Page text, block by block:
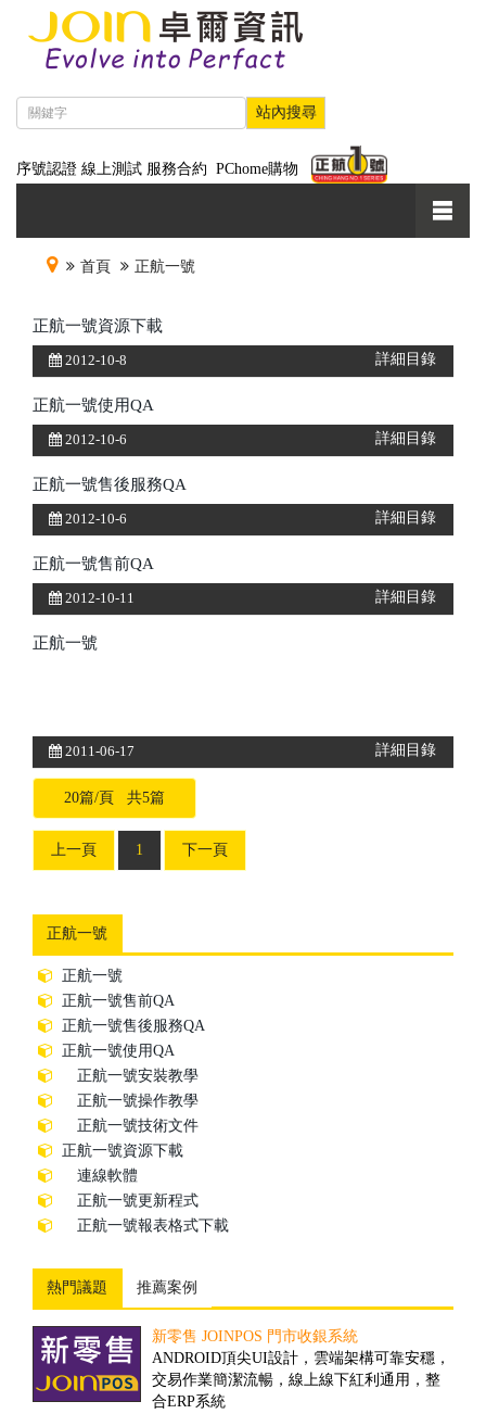
序號認證 線上測試 服務合約 PChome購物
首頁 正航一號
正航一號資源下載
2012-10-8 詳細目錄
正航一號使用QA
2012-10-6 詳細目錄
正航一號售後服務QA
2012-10-6 詳細目錄
正航一號售前QA
2012-10-11 詳細目錄
正航一號
2011-06-17 詳細目錄
20篇/頁 共5篇
上一頁 1 下一頁
正航一號
正航一號
正航一號售前QA
正航一號售後服務QA
正航一號使用QA
正航一號安裝教學
正航一號操作教學
正航一號技術文件
正航一號資源下載
連線軟體
正航一號更新程式
正航一號報表格式下載
熱門議題 推薦案例
新零售 JOINPOS 門市收銀系統
ANDROID頂尖UI設計，雲端架構可靠安穩，
交易作業簡潔流暢，線上線下紅利通用，整
合ERP系統
倉儲物流業客製案例
隨著全球經濟一體化的趨勢，現代物流將成
為未來經濟發展的重要產業。然而，ERP技術
的引入，可推動物流業的發展、加速物流業